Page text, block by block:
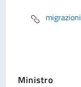
migrazioni
Ministro